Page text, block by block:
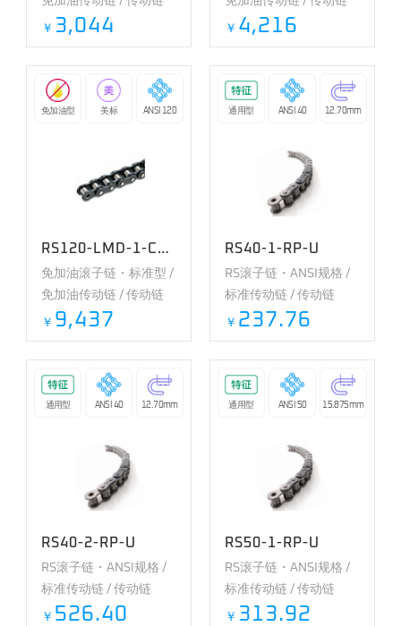
￥ 3,044 ￥ 4,216
免加油型 美标 ANSI 120
RS120-LMD-1-CP-U
免加油滚子链・标准型 /
免加油传动链 / 传动链
￥ 9,437
通用型 ANSI 40 12.70mm
RS40-1-RP-U
RS滚子链・ANSI规格 /
标准传动链 / 传动链
￥ 237.76
通用型 ANSI 40 12.70mm
RS40-2-RP-U
RS滚子链・ANSI规格 /
标准传动链 / 传动链
￥ 526.40
通用型 ANSI 50 15.875mm
RS50-1-RP-U
RS滚子链・ANSI规格 /
标准传动链 / 传动链
￥ 313.92